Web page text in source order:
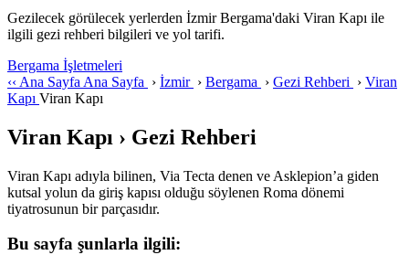
Gezilecek görülecek yerlerden İzmir Bergama'daki Viran Kapı ile
ilgili gezi rehberi bilgileri ve yol tarifi.
Bergama İşletmeleri
‹‹ Ana Sayfa Ana Sayfa › İzmir › Bergama › Gezi Rehberi › Viran
Kapı Viran Kapı
Viran Kapı › Gezi Rehberi
Viran Kapı adıyla bilinen, Via Tecta denen ve Asklepion’a giden
kutsal yolun da giriş kapısı olduğu söylenen Roma dönemi
tiyatrosunun bir parçasıdır.
Bu sayfa şunlarla ilgili: